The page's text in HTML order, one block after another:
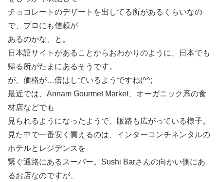
チョコレートのデザートを出してる所があるくらいなの
で、プロにも信頼が
あるのかな、と。
日本語サイトがあることからおわかりのように、日本でも
帰る所がたまにあるそうです。
が、価格が…倍はしているようですね(^^;
最近では、Annam Gourmet Market、オーガニック系の食
材店などでも
見られるようになったようで、販路も広がっている様子。
見た中で一番安く買えるのは、インターコンチネンタルの
ホテルとレジデンスを
繋ぐ通路にあるスーパー。Sushi Barさんの向かい側にあ
るお店なのですが、